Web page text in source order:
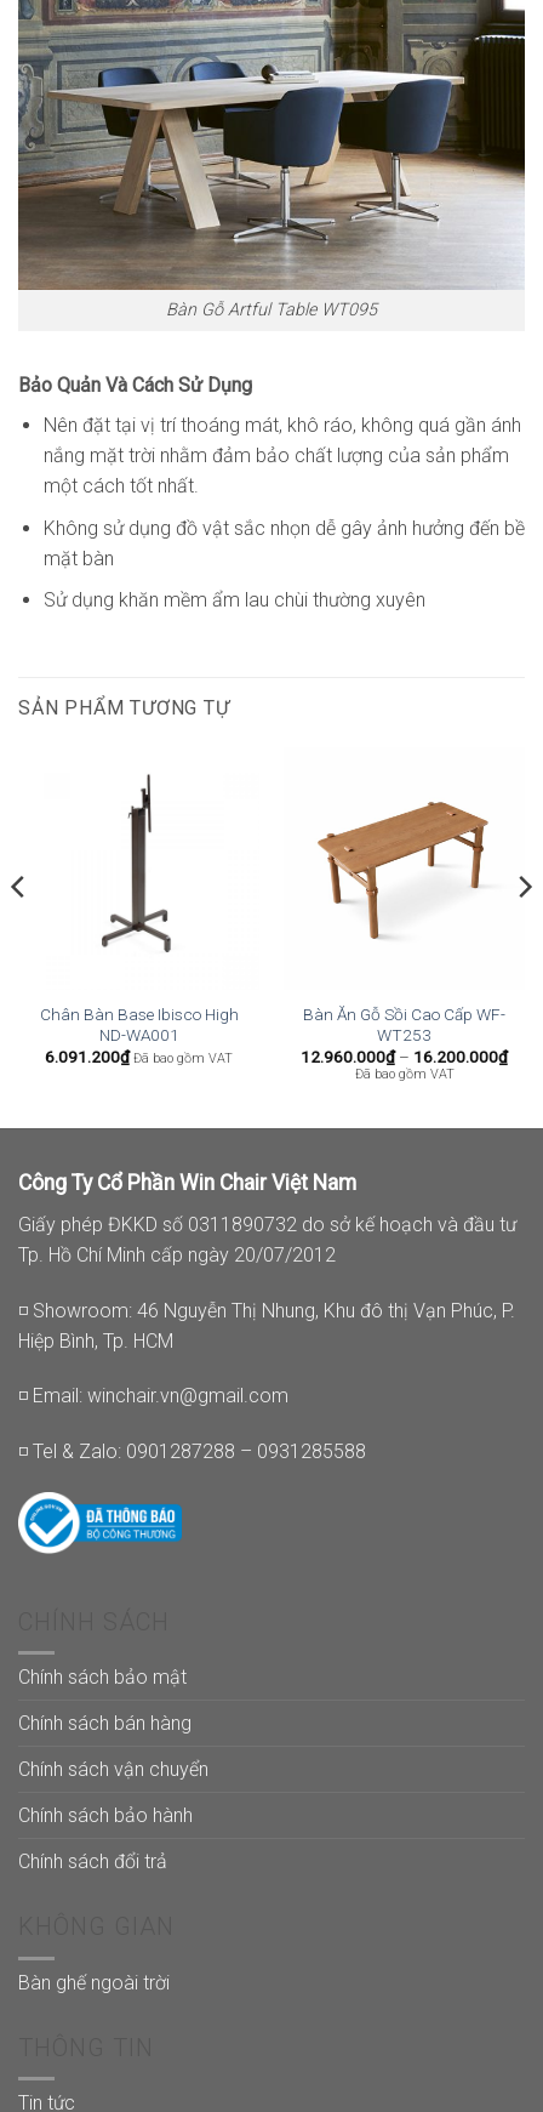
Bàn Gỗ Artful Table WT095
Bảo Quản Và Cách Sử Dụng
Nên đặt tại vị trí thoáng mát, khô ráo, không quá gần ánh
nắng mặt trời nhằm đảm bảo chất lượng của sản phẩm
một cách tốt nhất.
Không sử dụng đồ vật sắc nhọn dễ gây ảnh hưởng đến bề
mặt bàn
Sử dụng khăn mềm ẩm lau chùi thường xuyên
SẢN PHẨM TƯƠNG TỰ
Chân Bàn Base Ibisco High
ND-WA001
6.091.200₫ Đã bao gồm VAT
Bàn Ăn Gỗ Sồi Cao Cấp WF-
WT253
12.960.000₫ – 16.200.000₫
giá:
Đã bao gồm VAT
Công Ty Cổ Phần Win Chair Việt Nam
Giấy phép ĐKKD số 0311890732 do sở kế hoạch và đầu tư
Tp. Hồ Chí Minh cấp ngày 20/07/2012
◽ Showroom: 46 Nguyễn Thị Nhung, Khu đô thị Vạn Phúc, P.
Hiệp Bình, Tp. HCM
◽ Email: winchair.vn@gmail.com
◽ Tel & Zalo: 0901287288 – 0931285588
Chính sách bảo mật
Chính sách bán hàng
Chính sách vận chuyển
Chính sách bảo hành
Chính sách đổi trả
Bàn ghế ngoài trời
Tin tức